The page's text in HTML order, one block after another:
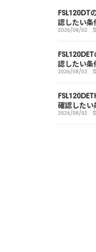
FSL120DT
認したい条
2026/08/02
認したい条
2026/08/02
確認したい
2026/08/02